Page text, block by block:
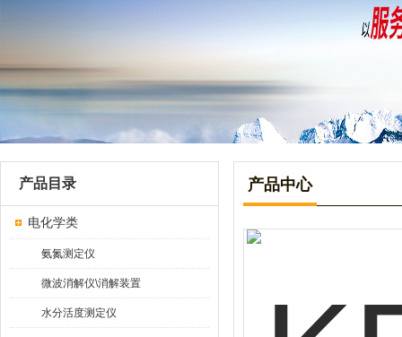
产品目录
电化学类
氨氮测定仪
微波消解仪\消解装置
水分活度测定仪
产品中心